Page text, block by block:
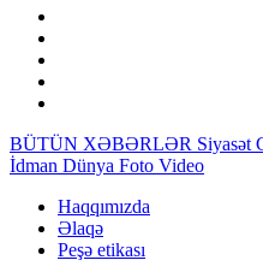
BÜTÜN XƏBƏRLƏR Siyasət
İdman Dünya Foto Video
Haqqımızda
Əlaqə
Peşə etikası